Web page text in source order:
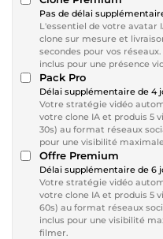
Pas de délai
L'essentiel de votre avatar
clone sur mesure et
secondes pour vos
inclus pour une présence
Pack Pro
Délai supplémentaire de 4
Votre stratégie vidéo
votre clone IA et produis 5
30s) au format réseaux
pour une visibilité
Offre Premium
Délai supplémentaire de 6
Votre stratégie vidéo
votre clone IA et produis 5
60s) au format réseaux
inclus pour une visibilité
filmer.